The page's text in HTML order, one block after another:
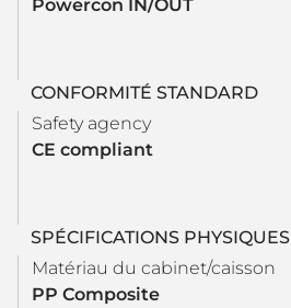
Powercon IN/OUT
CONFORMITÉ STANDARD
Safety agency
CE compliant
SPÉCIFICATIONS PHYSIQUES
Matériau du cabinet/caisson
PP Composite